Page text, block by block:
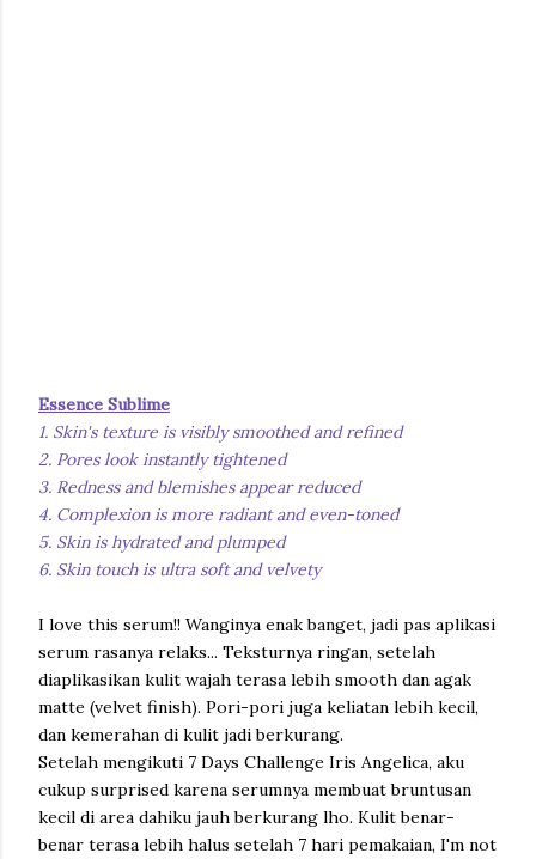
Essence Sublime
1. Skin's texture is visibly smoothed and refined
2. Pores look instantly tightened
3. Redness and blemishes appear reduced
4. Complexion is more radiant and even-toned
5. Skin is hydrated and plumped
6. Skin touch is ultra soft and velvety
I love this serum!! Wanginya enak banget, jadi pas aplikasi
serum rasanya relaks... Teksturnya ringan, setelah
diaplikasikan kulit wajah terasa lebih smooth dan agak
matte (velvet finish). Pori-pori juga keliatan lebih kecil,
dan kemerahan di kulit jadi berkurang.
Setelah mengikuti 7 Days Challenge Iris Angelica, aku
cukup surprised karena serumnya membuat bruntusan
kecil di area dahiku jauh berkurang lho. Kulit benar-
benar terasa lebih halus setelah 7 hari pemakaian, I'm not